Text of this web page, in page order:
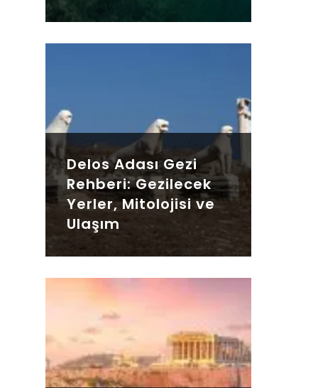
Delos Adası Gezi
Rehberi: Gezilecek
Yerler, Mitolojisi ve
Ulaşım